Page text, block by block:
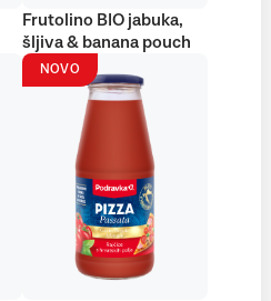
Frutolino BIO jabuka,
šljiva & banana pouch
NOVO